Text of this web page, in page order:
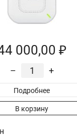
000,00 ₽
– +
Подробнее
В корзину